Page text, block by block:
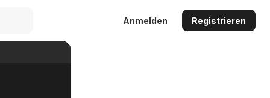
Anmelden Registrieren